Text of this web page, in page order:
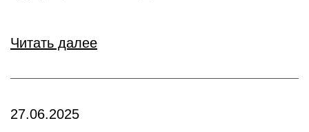
Читать далее
27.06.2025